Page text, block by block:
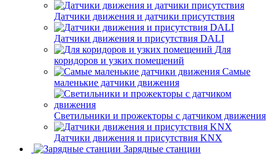
Датчики движения и датчики присутствия
Датчики движения и присутствия DALI
Для
коридоров и узких помещений
Самые
маленькие датчики движения
Светильники и прожекторы с датчиком движения
Датчики движения и присутствия KNX
Зарядные станции